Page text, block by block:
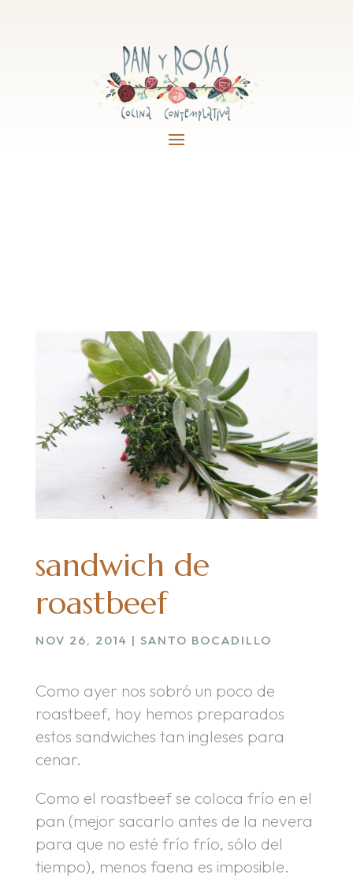
sandwich de
roastbeef
NOV 26, 2014 | SANTO BOCADILLO
Como ayer nos sobró un poco de
roastbeef, hoy hemos preparados
estos sandwiches tan ingleses para
cenar.
Como el roastbeef se coloca frío en el
pan (mejor sacarlo antes de la nevera
para que no esté frío frío, sólo del
tiempo), menos faena es imposible.